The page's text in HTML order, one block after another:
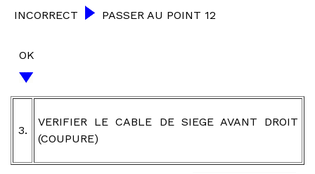
INCORRECT PASSER AU POINT 12
OK
3.
VERIFIER LE CABLE DE SIEGE AVANT DROIT
(COUPURE)